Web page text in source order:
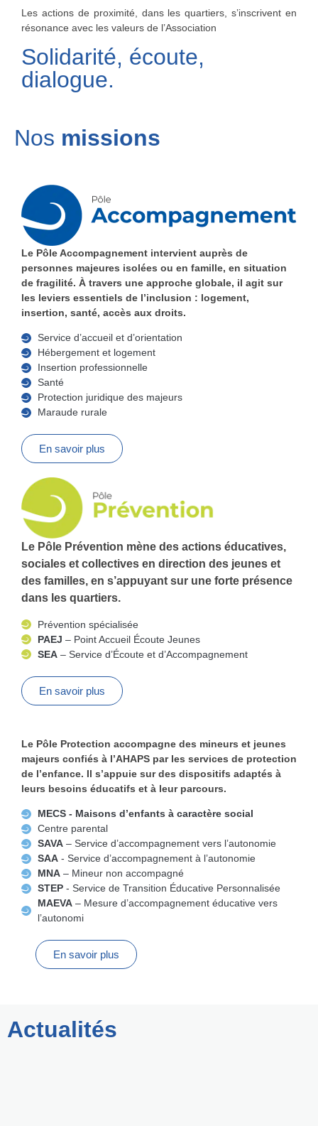
Les actions de proximité, dans les quartiers, s’inscrivent en
résonance avec les valeurs de l’Association
Solidarité, écoute,
dialogue.
Nos missions
Le Pôle Accompagnement intervient auprès de
personnes majeures isolées ou en famille, en situation
de fragilité. À travers une approche globale, il agit sur
les leviers essentiels de l’inclusion : logement,
insertion, santé, accès aux droits.
Service d’accueil et d’orientation
Hébergement et logement
Insertion professionnelle
Santé
Protection juridique des majeurs
Maraude rurale
En savoir plus
Le Pôle Prévention mène des actions éducatives,
sociales et collectives en direction des jeunes et
des familles, en s’appuyant sur une forte présence
dans les quartiers.
Prévention spécialisée
PAEJ – Point Accueil Écoute Jeunes
SEA– Service d’Écoute et d’Accompagnement
En savoir plus
Le Pôle Protection accompagne des mineurs et jeunes
majeurs confiés à l’AHAPS par les services de protection
de l’enfance. Il s’appuie sur des dispositifs adaptés à
leurs besoins éducatifs et à leur parcours.
MECS - Maisons d’enfants à caractère social
Centre parental
SAVA– Service d’accompagnement vers l’autonomie
SAA- Service d’accompagnement à l’autonomie
MNA– Mineur non accompagné
STEP- Service de Transition Éducative Personnalisée
MAEVA– Mesure d’accompagnement éducative vers
l’autonomi
En savoir plus
Actualités